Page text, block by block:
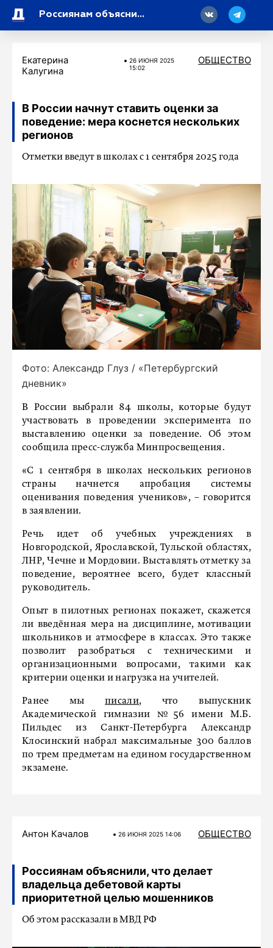
Россиянам объяснили, что делает владельца дебетовой карты приоритетной целью мошенников
Екатерина
Калугина
26 ИЮНЯ 2025
15:02
ОБЩЕСТВО
В России начнут ставить оценки за
поведение: мера коснется нескольких
регионов
Отметки введут в школах с 1 сентября 2025 года
Фото: Александр Глуз / «Петербургский
дневник»
В России выбрали 84 школы, которые будут
участвовать в проведении эксперимента по
выставлению оценки за поведение. Об этом
сообщила пресс-служба Минпросвещения.
«С 1 сентября в школах нескольких регионов
страны начнется апробация системы
оценивания поведения учеников», – говорится
в заявлении.
Речь идет об учебных учреждениях в
Новгородской, Ярославской, Тульской областях,
ЛНР, Чечне и Мордовии. Выставлять отметку за
поведение, вероятнее всего, будет классный
руководитель.
Опыт в пилотных регионах покажет, скажется
ли введённая мера на дисциплине, мотивации
школьников и атмосфере в классах. Это также
позволит разобраться с техническими и
организационными вопросами, такими как
критерии оценки и нагрузка на учителей.
Ранее мыписали, что выпускник
Академической гимназии №56 имени М.Б.
Пильдес из Санкт-Петербурга Александр
Клосинский набрал максимальные 300 баллов
по трем предметам на едином государственном
экзамене.
Антон Качалов 26 ИЮНЯ 2025 14:06 ОБЩЕСТВО
Россиянам объяснили, что делает
владельца дебетовой карты
приоритетной целью мошенников
Об этом рассказали в МВД РФ